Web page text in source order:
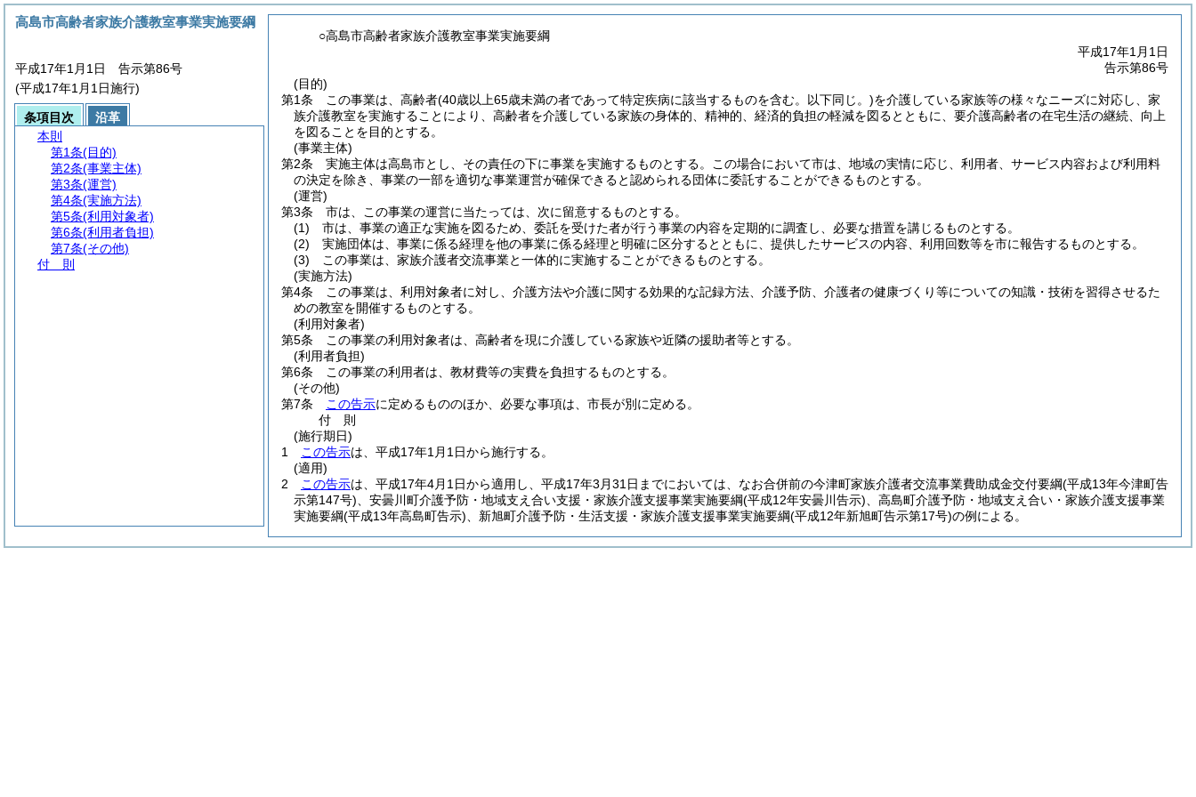
○高島市高齢者家族介護教室事業実施要綱
平成17年1月1日
告示第86号
(目的)
第1条
この事業は、高齢者(40歳以上65歳未満の者であって特定疾病に該当するものを含む。以下同じ。)を介護している家族等の様々なニーズに対応し、家
族介護教室を実施することにより、高齢者を介護している家族の身体的、精神的、経済的負担の軽減を図るとともに、要介護高齢者の在宅生活の継続、向上
を図ることを目的とする。
(事業主体)
第2条
実施主体は高島市とし、その責任の下に事業を実施するものとする。
この場合において市は、地域の実情に応じ、利用者、サービス内容および利用料
の決定を除き、事業の一部を適切な事業運営が確保できると認められる団体に委託することができるものとする。
(運営)
第3条
市は、この事業の運営に当たっては、次に留意するものとする。
(1)
市は、事業の適正な実施を図るため、委託を受けた者が行う事業の内容を定期的に調査し、必要な措置を講じるものとする。
(2)
実施団体は、事業に係る経理を他の事業に係る経理と明確に区分するとともに、提供したサービスの内容、利用回数等を市に報告するものとする。
(3)
この事業は、家族介護者交流事業と一体的に実施することができるものとする。
(実施方法)
第4条
この事業は、利用対象者に対し、介護方法や介護に関する効果的な記録方法、介護予防、介護者の健康づくり等についての知識・技術を習得させるた
めの教室を開催するものとする。
(利用対象者)
第5条
この事業の利用対象者は、高齢者を現に介護している家族や近隣の援助者等とする。
(利用者負担)
第6条
この事業の利用者は、教材費等の実費を負担するものとする。
(その他)
第7条
この告示に定めるもののほか、必要な事項は、市長が別に定める。
付 則
(施行期日)
1
この告示は、平成17年1月1日から施行する。
(適用)
2
この告示は、平成17年4月1日から適用し、平成17年3月31日までにおいては、なお合併前の今津町家族介護者交流事業費助成金交付要綱(平成13年今津町告
示第147号) 、安曇川町介護予防・地域支え合い支援・家族介護支援事業実施要綱(平成12年安曇川告示) 、高島町介護予防・地域支え合い・家族介護支援事業
実施要綱(平成13年高島町告示) 、新旭町介護予防・生活支援・家族介護支援事業実施要綱(平成12年新旭町告示第17号)の例による。
高島市高齢者家族介護教室事業実施要綱
平成17年1月1日 告示第86号
(平成17年1月1日施行)
条項目次
沿革
本則
第1条(目的)
第2条(事業主体)
第3条(運営)
第4条(実施方法)
第5条(利用対象者)
第6条(利用者負担)
第7条(その他)
付 則